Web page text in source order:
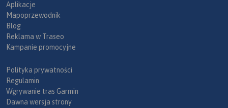
Aplikacje
Mapoprzewodnik
Blog
Reklama w Traseo
Kampanie promocyjne
Polityka prywatności
Regulamin
Wgrywanie tras Garmin
Dawna wersja strony